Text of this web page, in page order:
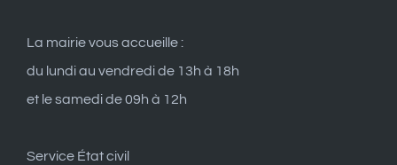
La mairie vous accueille :
du lundi au vendredi de 13h à 18h
et le samedi de 09h à 12h
Service État civil